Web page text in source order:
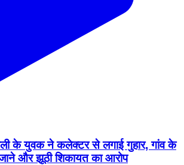
के युवक ने कलेक्टर से लगाई गुहार, गांव के
और झूठी शिकायत का आरोप